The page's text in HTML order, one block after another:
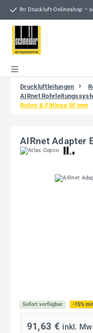
Zum Hauptinhalt springen
Ihr Druckluft-Onlineshop –
Druckluftleitungen
AIRnet
Rohre & Fittinge 50 mm
AIRnet Adapter
Bildergalerie überspringen
Sofort verfügbar -15%
91,63 € inkl.